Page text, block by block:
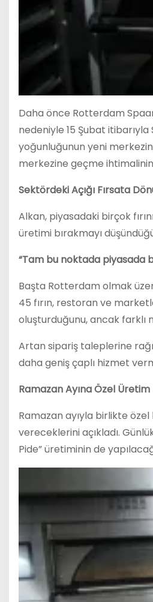
Daha önce Rotterdam
nedeniyle 15 Şubat
yoğunluğunun yeni
merkezine geçme
Sektördeki Açığı Fırsata
Alkan, piyasadaki birçok
üretimi bırakmayı
“Tam bu noktada piyasada
Başta Rotterdam olmak
45 fırın, restoran ve
oluşturduğunu, ancak farklı
Artan sipariş taleplerine
daha geniş çaplı hizmet
Ramazan Ayına Özel Üretim
Ramazan ayıyla birlikte özel
vereceklerini açıkladı.
Pide” üretiminin de